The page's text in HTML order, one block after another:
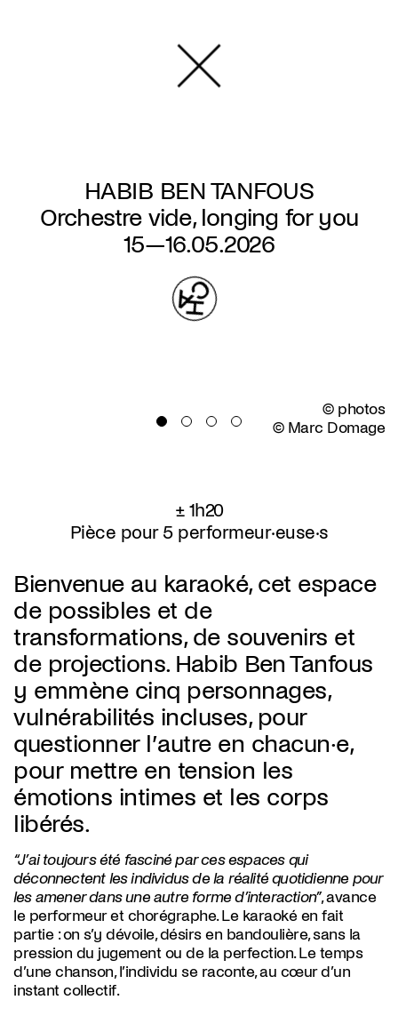
HABIB BEN TANFOUS
Orchestre vide, longing for you
15—16.05.2026
© photos
© Marc Domage
± 1h20
Pièce pour 5 performeur·euse·s
Bienvenue au karaoké, cet espace
de possibles et de
transformations, de souvenirs et
de projections. Habib Ben Tanfous
y emmène cinq personnages,
vulnérabilités incluses, pour
questionner l’autre en chacun·e,
pour mettre en tension les
émotions intimes et les corps
libérés.
“J’ai toujours été fasciné par ces espaces qui
déconnectent les individus de la réalité quotidienne pour
les amener dans une autre forme d’interaction”, avance
le performeur et chorégraphe. Le karaoké en fait
partie : on s’y dévoile, désirs en bandoulière, sans la
pression du jugement ou de la perfection. Le temps
d’une chanson, l’individu se raconte, au cœur d’un
instant collectif.